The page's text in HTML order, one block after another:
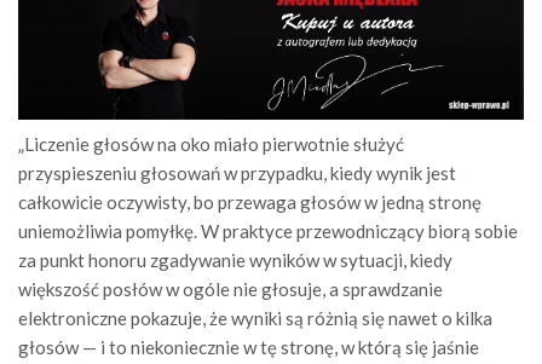
„Liczenie głosów na oko miało pierwotnie służyć
przyspieszeniu głosowań w przypadku, kiedy wynik jest
całkowicie oczywisty, bo przewaga głosów w jedną stronę
uniemożliwia pomyłkę. W praktyce przewodniczący biorą sobie
za punkt honoru zgadywanie wyników w sytuacji, kiedy
większość posłów w ogóle nie głosuje, a sprawdzanie
elektroniczne pokazuje, że wyniki są różnią się nawet o kilka
głosów — i to niekoniecznie w tę stronę, w którą się jaśnie